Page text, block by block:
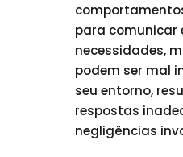
para comunicar
necessidades,
podem ser mal
seu entorno,
respostas
negligências